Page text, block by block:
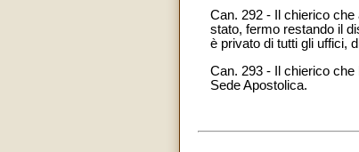
Can. 292 - Il chierico che
stato, fermo restando il
è privato di tutti gli uffici,
Can. 293 - Il chierico
Sede Apostolica.